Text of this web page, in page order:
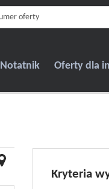
Notatnik Oferty dla
Kryteria